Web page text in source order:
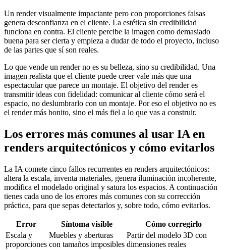
Un render visualmente impactante pero con proporciones falsas
genera desconfianza en el cliente. La estética sin credibilidad
funciona en contra. El cliente percibe la imagen como demasiado
buena para ser cierta y empieza a dudar de todo el proyecto, incluso
de las partes que sí son reales.
Lo que vende un render no es su belleza, sino su credibilidad. Una
imagen realista que el cliente puede creer vale más que una
espectacular que parece un montaje. El objetivo del render es
transmitir ideas con fidelidad: comunicar al cliente cómo será el
espacio, no deslumbrarlo con un montaje. Por eso el objetivo no es
el render más bonito, sino el más fiel a lo que vas a construir.
Los errores más comunes al usar IA en
renders arquitectónicos y cómo evitarlos
La IA comete cinco fallos recurrentes en renders arquitectónicos:
altera la escala, inventa materiales, genera iluminación incoherente,
modifica el modelado original y satura los espacios. A continuación
tienes cada uno de los errores más comunes con su corrección
práctica, para que sepas detectarlos y, sobre todo, cómo evitarlos.
Error Síntoma visible
Cómo corregirlo
Escala y
proporciones
Muebles y aberturas
con tamaños imposibles
Partir del modelo 3D con
dimensiones reales